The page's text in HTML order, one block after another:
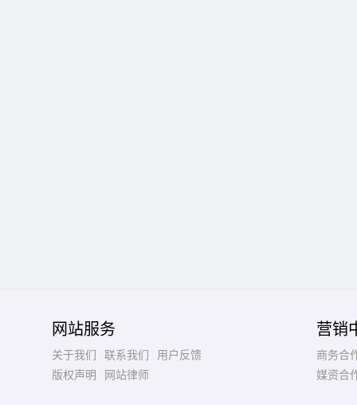
网站服务
关于我们 联系我们
用户反馈
版权声明
网站律师
营销
商务合
媒资合